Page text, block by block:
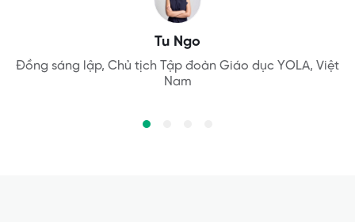
Tu Ngo
Đồng sáng lập, Chủ tịch Tập đoàn Giáo dục YOLA, Việt
Nam
Aleksandra
Người sáng lập Owl Kids Academy, Ba Lan
Aaron Lennon
Dr. Wang
Giáo sư trợ lý, ngành tài chính, Trường Đại học Bắc
Kinh